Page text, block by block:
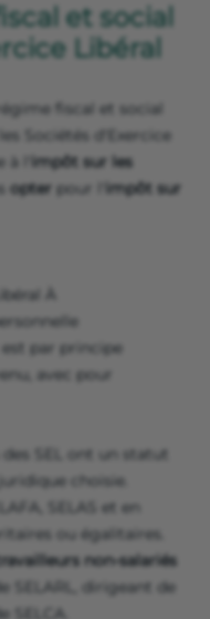
et social
Libéral
fiscal et social
Sociétés d'Exercice
l'
impôt sur les
opter pour l'
impôt sur
À
est par principe
avec pour
des SEL ont un statut
choisie.
SELAS et en
ou égalitaires.
non-salariés
SELARL, dirigeant de
SELCA.